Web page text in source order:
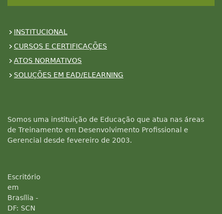
INSTITUCIONAL
CURSOS E CERTIFICAÇÕES
ATOS NORMATIVOS
SOLUÇÕES EM EAD/ELEARNING
Somos uma instituição de Educação que atua nas áreas
de Treinamento em Desenvolvimento Profissional e
Gerencial desde fevereiro de 2003.
Escritório
em
Brasília -
DF: SCN